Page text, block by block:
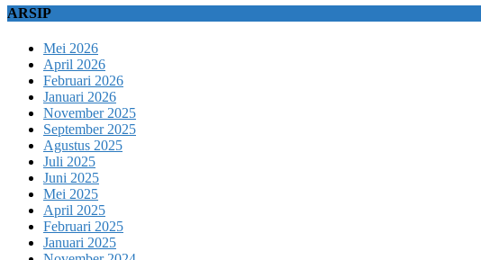
ARSIP
Mei 2026
April 2026
Februari 2026
Januari 2026
November 2025
September 2025
Agustus 2025
Juli 2025
Juni 2025
Mei 2025
April 2025
Februari 2025
Januari 2025